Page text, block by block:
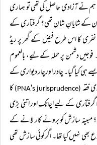
نے آزادی حاصل کی تھی تو ہماری
کے شایانِ شان تھی؟ گرفتاری کے
کا اس طرح فیض کے گھر پر ریڈ
فوجیں دشمن پر حملہ کے لیے، بالعموم
ہی کیا گیا۔ چادر اورچار دیواری کے
فقہ (PNA
's jurisprudence)
کا
گرفتاری کے لیے اچانک اور اتنی بڑی
مبینہ سازش کو بروئے کار لانے کے
نہیں کیا تھا۔ اگرکوئی سازش تھی